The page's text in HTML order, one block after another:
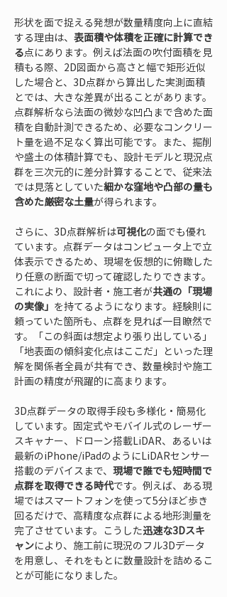
形状を面で捉える発想が数量精度向上に直結
する理由は、 表面積や体積を正確に計算でき
る点にあります。例えば法面の吹付面積を見
積もる際、2D図面から高さと幅で矩形近似
した場合と、3D点群から算出した実測面積
とでは、大きな差異が出ることがあります。
点群解析なら法面の微妙な凹凸まで含めた面
積を自動計測できるため、必要なコンクリー
ト量を過不足なく算出可能です。また、掘削
や盛土の体積計算でも、設計モデルと現況点
群を三次元的に差分計算することで、従来法
では見落としていた細かな窪地や凸部の量も
含めた厳密な土量が得られます。
さらに、3D点群解析は可視化の面でも優れ
ています。点群データはコンピュータ上で立
体表示できるため、現場を仮想的に俯瞰した
り任意の断面で切って確認したりできます。
これにより、設計者・施工者が共通の「現場
の実像」 を持てるようになります。経験則に
頼っていた箇所も、点群を見れば一目瞭然で
す。「この斜面は想定より張り出している」
「地表面の傾斜変化点はここだ」といった理
解を関係者全員が共有でき、数量検討や施工
計画の精度が飛躍的に高まります。
3D点群データの取得手段も多様化・簡易化
しています。固定式やモバイル式のレーザー
スキャナー、ドローン搭載LiDAR、あるいは
最新のiPhone/iPadのようにLiDARセンサー
搭載のデバイスまで、 現場で誰でも短時間で
点群を取得できる時代です。例えば、ある現
場ではスマートフォンを使って5分ほど歩き
回るだけで、高精度な点群による地形測量を
完了させています。こうした迅速な3Dスキ
ャンにより、施工前に現況のフル3Dデータ
を用意し、それをもとに数量設計を詰めるこ
とが可能になりました。